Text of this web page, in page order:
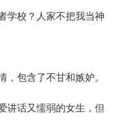
学校？人家不把我当神
包含了不甘和嫉妒。
讲话又懦弱的女生，但